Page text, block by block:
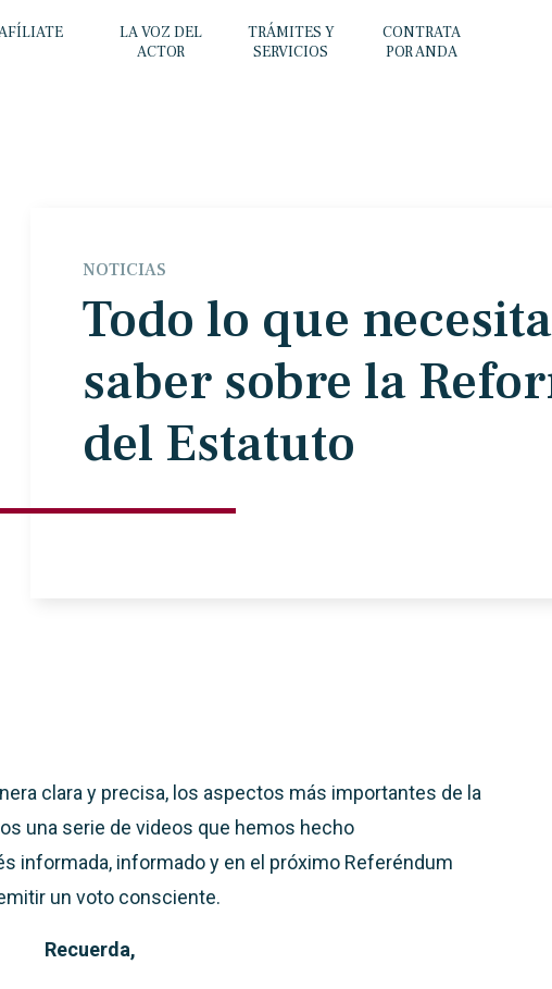
LA VOZ DEL
ACTOR
TRÁMITES Y
SERVICIOS
CONTRATA
POR ANDA
NOTICIAS
Todo lo que
saber sobre la
del Estatuto
clara y precisa, los aspectos más importantes de la
una serie de videos que hemos hecho
informada, informado y en el próximo Referéndum
un voto consciente.
Recuerda,